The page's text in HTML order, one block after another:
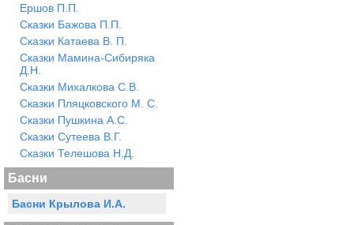
Ершов П.П.
Сказки Бажова П.П.
Сказки Катаева В. П.
Сказки Мамина-Сибиряка
Д.Н.
Сказки Михалкова С.В.
Сказки Пляцковского М. С.
Сказки Пушкина А.С.
Сказки Сутеева В.Г.
Сказки Телешова Н.Д.
Басни
Басни Крылова И.А.